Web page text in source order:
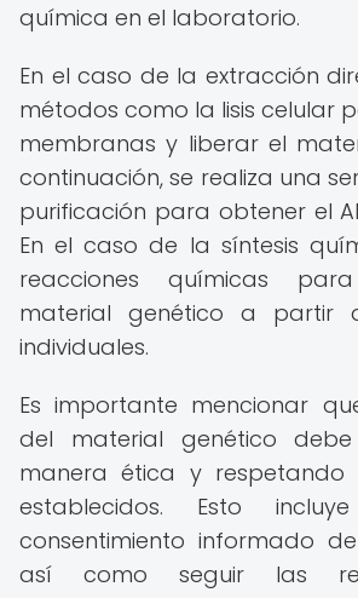
química en el laboratorio.
En el caso de la extracción
métodos como la lisis celular
membranas y liberar el
continuación, se realiza una
purificación para obtener el
En el caso de la síntesis
reacciones químicas
material genético a partir
individuales.
Es importante mencionar
del material genético
manera ética y respetando
establecidos. Esto
consentimiento informado
así como seguir las